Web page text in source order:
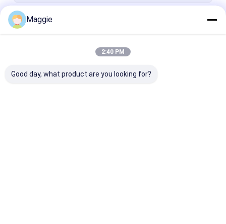
Maggie
2:40 PM
Good day, what product are you looking for?